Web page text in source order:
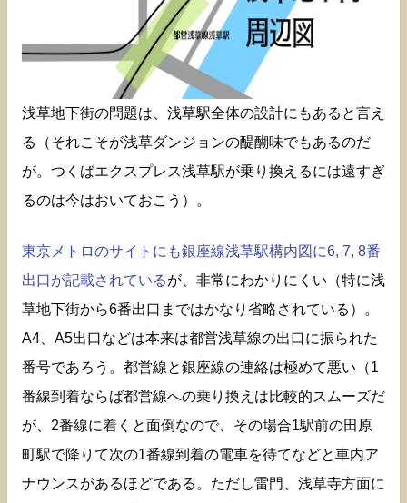
浅草地下街の問題は、浅草駅全体の設計にもあると言え
る（それこそが浅草ダンジョンの醍醐味でもあるのだ
が。つくばエクスプレス浅草駅が乗り換えるには遠すぎ
るのは今はおいておこう）。
東京メトロのサイトにも銀座線浅草駅構内図に6, 7, 8番
出口が記載されているが、非常にわかりにくい（特に浅
草地下街から6番出口まではかなり省略されている）。
A4、A5出口などは本来は都営浅草線の出口に振られた
番号であろう。都営線と銀座線の連絡は極めて悪い（1
番線到着ならば都営線への乗り換えは比較的スムーズだ
が、2番線に着くと面倒なので、その場合1駅前の田原
町駅で降りて次の1番線到着の電車を待てなどと車内ア
ナウンスがあるほどである。ただし雷門、浅草寺方面に